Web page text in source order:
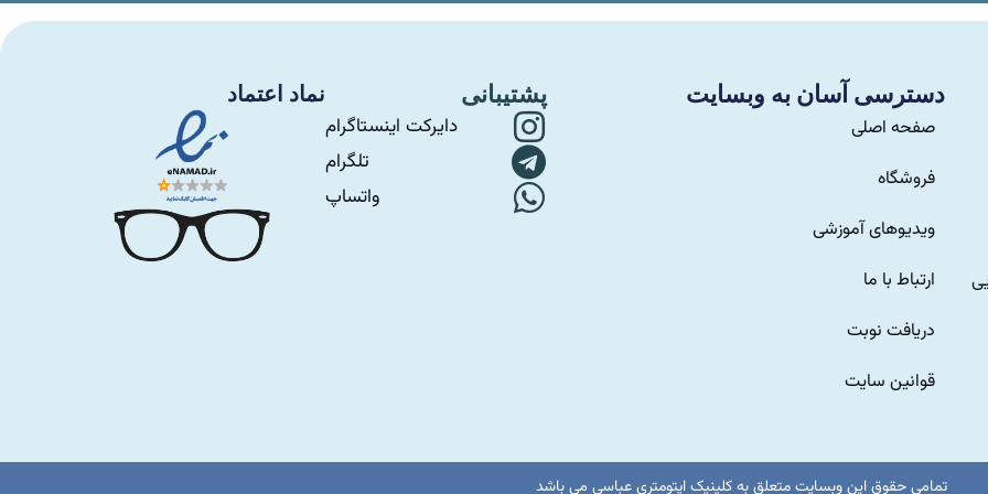
دسترسی آسان به وبسایت
صفحه اصلی
فروشگاه
ویدیوهای آموزشی
ارتباط با ما
دریافت نوبت
قوانین سایت
پشتیبانی
دایرکت اینستاگرام
تلگرام
واتساپ
نماد اعتماد
تمامی حقوق این وبسایت متعلق به کلینیک اپتومتری عباسی می باشد